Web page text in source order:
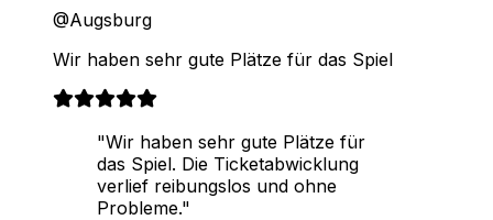
@Augsburg
Wir haben sehr gute Plätze für das Spiel
"Wir haben sehr gute Plätze für
das Spiel. Die Ticketabwicklung
verlief reibungslos und ohne
Probleme."